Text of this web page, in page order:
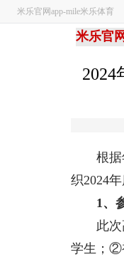
米乐官网app-mile米乐体育
米乐官
2024
根据年
织2024
1、
此次高
学生；②